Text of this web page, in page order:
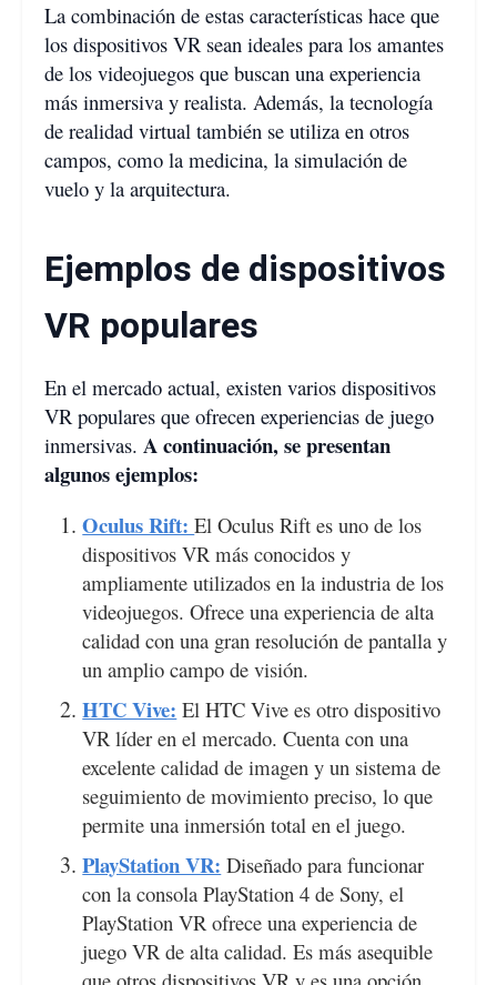
La combinación de estas características hace que
los dispositivos VR sean ideales para los amantes
de los videojuegos que buscan una experiencia
más inmersiva y realista. Además, la tecnología
de realidad virtual también se utiliza en otros
campos, como la medicina, la simulación de
vuelo y la arquitectura.
Ejemplos de dispositivos
VR populares
En el mercado actual, existen varios dispositivos
VR populares que ofrecen experiencias de juego
inmersivas. A continuación, se presentan
algunos ejemplos:
Oculus Rift:El Oculus Rift es uno de los
dispositivos VR más conocidos y
ampliamente utilizados en la industria de los
videojuegos. Ofrece una experiencia de alta
calidad con una gran resolución de pantalla y
un amplio campo de visión.
HTC Vive: El HTC Vive es otro dispositivo
VR líder en el mercado. Cuenta con una
excelente calidad de imagen y un sistema de
seguimiento de movimiento preciso, lo que
permite una inmersión total en el juego.
PlayStation VR: Diseñado para funcionar
con la consola PlayStation 4 de Sony, el
PlayStation VR ofrece una experiencia de
juego VR de alta calidad. Es más asequible